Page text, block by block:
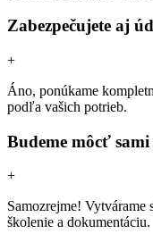
Zabezpečujete aj
+
Áno, ponúkame
podľa vašich potrieb.
Budeme môcť
+
Samozrejme!
školenie a dokumentáciu.